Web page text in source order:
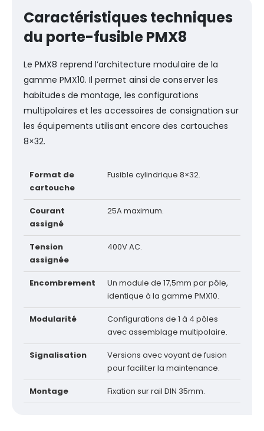
Caractéristiques techniques
du porte-fusible PMX8
Le PMX8 reprend l’architecture modulaire de la
gamme PMX10. Il permet ainsi de conserver les
habitudes de montage, les configurations
multipolaires et les accessoires de consignation sur
les équipements utilisant encore des cartouches
8×32.
Format de
cartouche
Fusible cylindrique 8×32.
Courant
assigné
25A maximum.
Tension
assignée
400V AC.
Encombrement
Un module de 17,5mm par pôle,
identique à la gamme PMX10.
Modularité
Configurations de 1 à 4 pôles
avec assemblage multipolaire.
Signalisation
Versions avec voyant de fusion
pour faciliter la maintenance.
Montage Fixation sur rail DIN 35mm.